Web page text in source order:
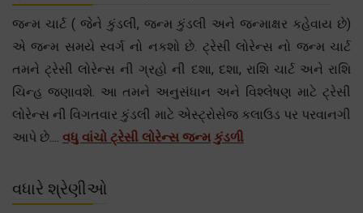
જન્મ ચાર્ટ ( જેને કુંડલી, જન્મ કુંડલી અને જન્માક્ષર કહેવાય છે)
એ જન્મ સમયે સ્વર્ગ નો નકશો છે. ટ્રેસી લોરેન્સ નો જન્મ ચાર્ટ
તમને ટ્રેસી લોરેન્સ ની ગ્રહો ની દશા, દશા, રાશિ ચાર્ટ અને રાશિ
ચિન્હ જણાવશે. આ તમને અનુસંધાન અને વિશ્લેષણ માટે ટ્રેસી
લોરેન્સ ની વિગતવાર કુંડલી માટે એસ્ટ્રોસેજ કલાઉડ પર પરવાનગી
આપે છે.... વધુ વાંચો ટ્રેસી લોરેન્સ જન્મ કુંડળી
વધારે શ્રેણીઓ